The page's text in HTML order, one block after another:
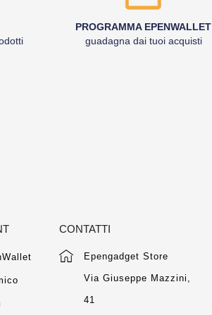
PROGRAMMA EPENWALLET
guadagna dai tuoi acquisti
CONTATTI
Epengadget Store
Via Giuseppe Mazzini,
41